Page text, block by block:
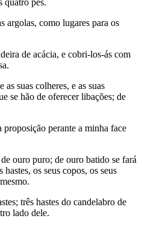
argolas, como lugares para os
de acácia, e cobri-los-ás com
as suas colheres, e as suas
se hão de oferecer libações; de
proposição perante a minha face
ouro puro; de ouro batido se fará
hastes, os seus copos, os seus
três hastes do candelabro de
lado dele.